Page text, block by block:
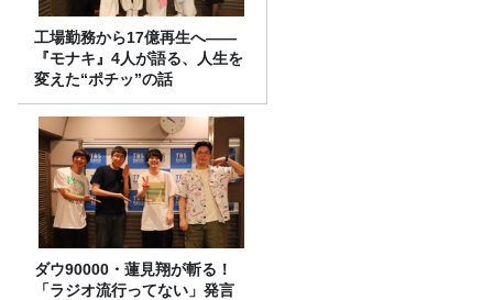
工場勤務から17億再生へ——
『モナキ』4人が語る、人生を
変えた“ポチッ”の話
ダウ90000・蓮見翔が斬る！
「ラジオ流行ってない」発言